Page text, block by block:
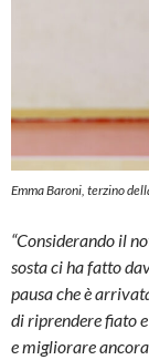
Emma Baroni, terzino
“Considerando il
sosta ci ha fatto
pausa che è
di riprendere fiato
e migliorare